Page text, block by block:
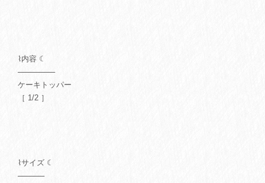
⌇内容 ☾
───────
ケーキトッパー
［ 1/2 ］
⌇サイズ ☾
─────